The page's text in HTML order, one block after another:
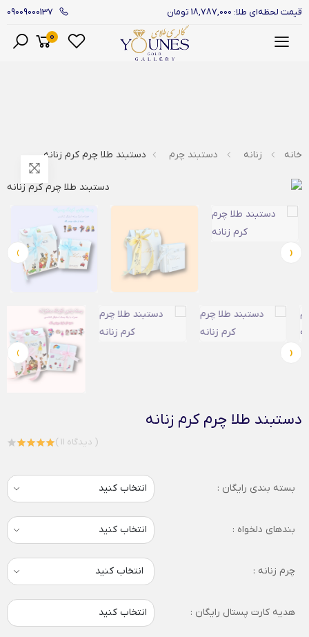
قیمت لحظه‌ای طلا: 18,787,000 تومان 09009000137
0
خانه زنانه دستبند چرم دستبند طلا چرم کرم زنانه
‹
›
‹
›
دستبند طلا چرم کرم زنانه
( 11 دیدگاه )
بسته بندی رایگان :
بندهای دلخواه :
چرم زنانه : انتخاب کنید
هدیه کارت پستال رایگان : انتخاب کنید